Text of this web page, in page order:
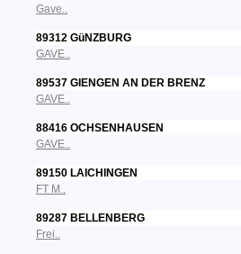
Gave..
89312 GüNZBURG
GAVE..
89537 GIENGEN AN DER BRENZ
GAVE..
88416 OCHSENHAUSEN
GAVE..
89150 LAICHINGEN
FT M..
89287 BELLENBERG
Frei..